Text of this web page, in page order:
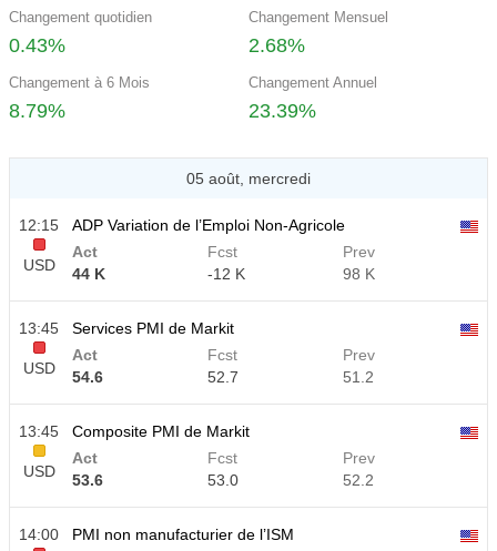
Changement quotidien
0.43%
Changement Mensuel
2.68%
Changement à 6 Mois
8.79%
Changement Annuel
23.39%
05 août, mercredi
12:15
USD
ADP Variation de l’Emploi Non-Agricole
Act
44 K
Fcst
-12 K
Prev
98 K
13:45
USD
Services PMI de Markit
Act
54.6
Fcst
52.7
Prev
51.2
13:45
USD
Composite PMI de Markit
Act
53.6
Fcst
53.0
Prev
52.2
14:00
PMI non manufacturier de l’ISM